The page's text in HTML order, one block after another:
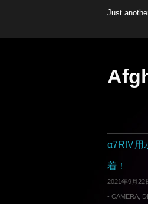
Just
α7RⅣ用
着！
2021年9月22
- CAMERA